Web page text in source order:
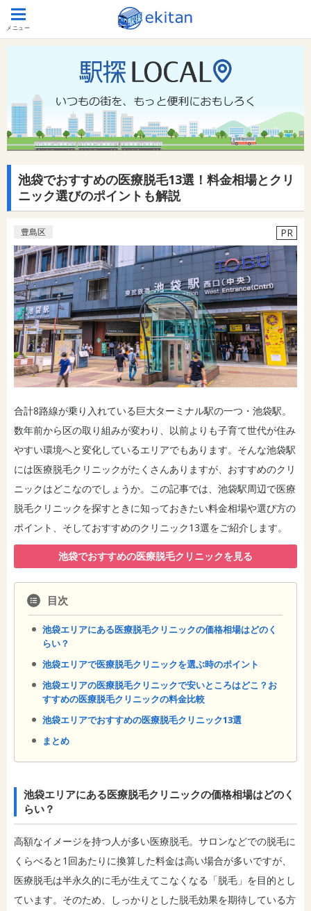
メニュー
池袋でおすすめの医療脱毛13選！料金相場とクリ
ニック選びのポイントも解説
豊島区 PR
合計8路線が乗り入れている巨大ターミナル駅の一つ・池袋駅。
数年前から区の取り組みが変わり、以前よりも子育て世代が住み
やすい環境へと変化しているエリアでもあります。そんな池袋駅
には医療脱毛クリニックがたくさんありますが、おすすめのクリ
ニックはどこなのでしょうか。この記事では、池袋駅周辺で医療
脱毛クリニックを探すときに知っておきたい料金相場や選び方の
ポイント、そしておすすめのクリニック13選をご紹介します。
池袋でおすすめの医療脱毛クリニックを見る
池袋エリアにある医療脱毛クリニックの価格相場はどのく
らい？
池袋エリアで医療脱毛クリニックを選ぶ時のポイント
池袋エリアの医療脱毛クリニックで安いところはどこ？お
すすめの医療脱毛クリニックの料金比較
池袋エリアでおすすめの医療脱毛クリニック13選
まとめ
池袋エリアにある医療脱毛クリニックの価格相場はどのく
らい？
高額なイメージを持つ人が多い医療脱毛。サロンなどでの脱毛に
くらべると1回あたりに換算した料金は高い場合が多いですが、
医療脱毛は半永久的に毛が生えてこなくなる「脱毛」を目的とし
ています。そのため、しっかりとした脱毛効果を期待している方